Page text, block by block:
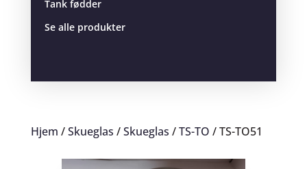
Tank fødder
Se alle produkter
Hjem /Skueglas /Skueglas /TS-TO / TS-TO51